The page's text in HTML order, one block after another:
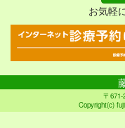
お気軽
〒
Copyright(c)